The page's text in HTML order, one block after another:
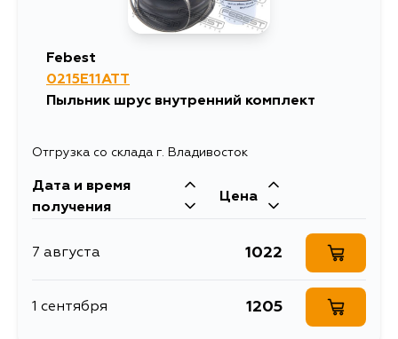
Febest
0215E11ATT
Пыльник шрус внутренний комплект
Отгрузка со склада г. Владивосток
Дата и время
получения
Цена
7 августа 1022
1 сентября 1205